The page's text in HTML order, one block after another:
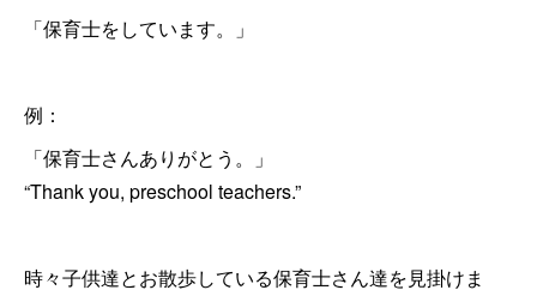
「保育士をしています。」
例：
「保育士さんありがとう。」
“Thank you, preschool teachers.”
時々子供達とお散歩している保育士さん達を見掛けま